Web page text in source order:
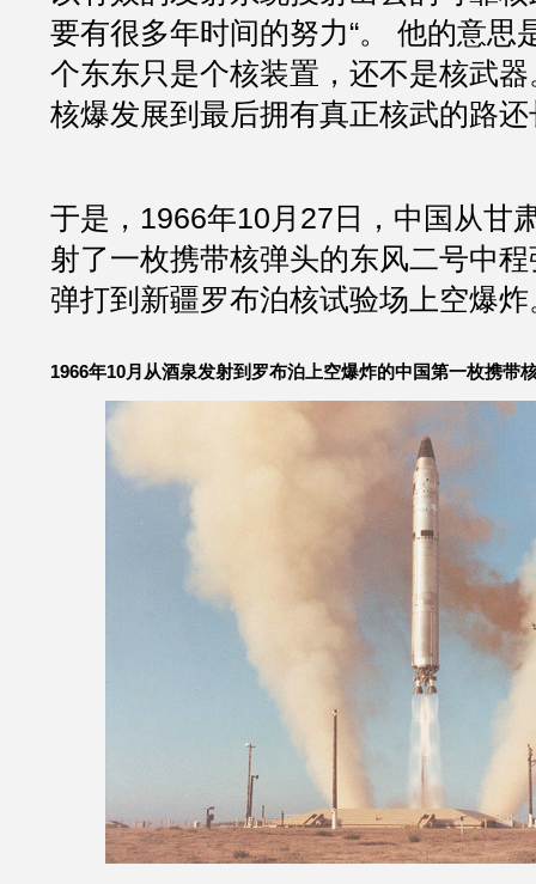
要有很多年时间的努力“。 他的意思
个东东只是个核装置，还不是核武
核爆发展到最后拥有真正核武的路
于是，1966年10月27日，中国从甘
射了一枚携带核弹头的东风二号中
弹打到新疆罗布泊核试验场上空爆炸
1966年10月从酒泉发射到罗布泊上空爆炸的中国第一枚携带